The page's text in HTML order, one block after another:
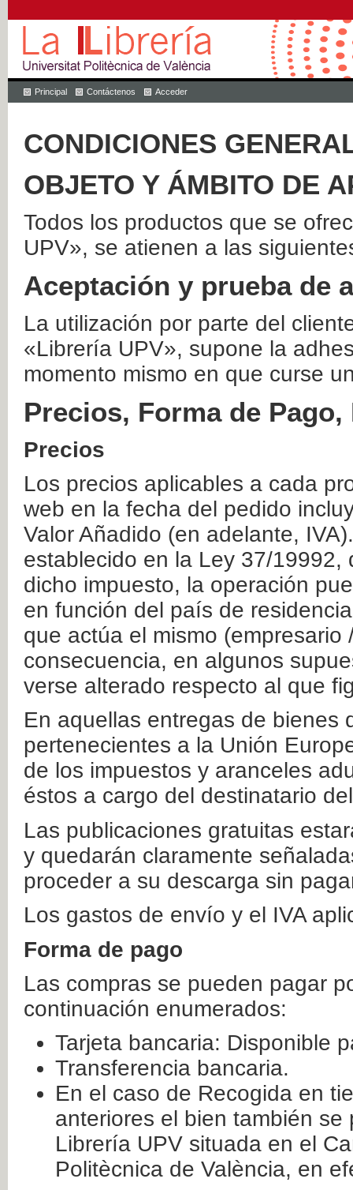
Principal Contáctenos Acceder
CONDICIONES
OBJETO Y ÁMBITO DE
Todos los productos que se
UPV», se atienen a las
Aceptación y prueba de
La utilización por parte del
«Librería UPV», supone la
momento mismo en que curse
Precios, Forma de
Precios
Los precios aplicables a cada
web en la fecha del pedido
Valor Añadido (en adelante,
establecido en la Ley 37/
dicho impuesto, la operación
en función del país de
que actúa el mismo
consecuencia, en algunos
verse alterado respecto al que
En aquellas entregas de bienes
pertenecientes a la Unión
de los impuestos y aranceles
éstos a cargo del destinatario
Las publicaciones gratuitas
y quedarán claramente
proceder a su descarga sin
Los gastos de envío y el IVA
Forma de pago
Las compras se pueden pagar
continuación enumerados:
Tarjeta bancaria: Disponible
Transferencia bancaria.
En el caso de Recogida en
anteriores el bien también
Librería UPV situada en el
Politècnica de València, en